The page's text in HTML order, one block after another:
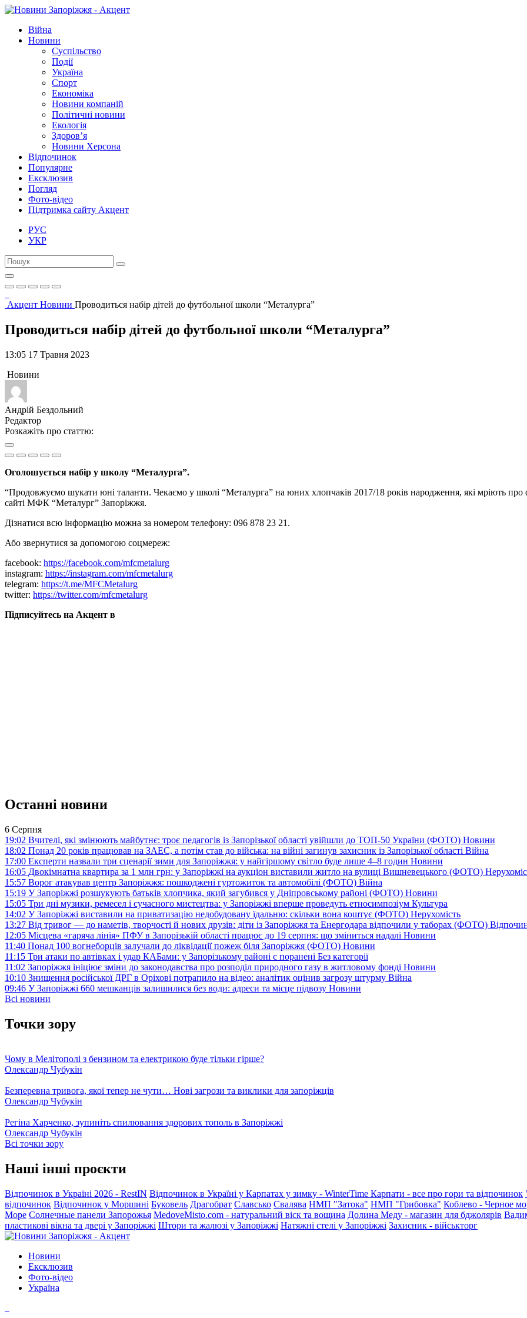
Війна
Новини
Суспільство
Події
Україна
Спорт
Економіка
Новини компаній
Політичні новини
Екологія
Здоров’я
Новини Херсона
Відпочинок
Популярне
Ексклюзив
Погляд
Фото-відео
Підтримка сайту Акцент
РУС
УКР
Акцент Новини Проводиться набір дітей до футбольної школи “Металурга”
Проводиться набір дітей до футбольної школи “Металурга”
13:05 17 Травня 2023
Новини
Андрій Бездольний
Редактор
Розкажіть про статтю:
Оголошується набір у школу “Металурга”.
“Продовжуємо шукати юні таланти. Чекаємо у школі “Металурга” на юних хлопчаків 2017/18 років народження, які мріють
сайті МФК “Металург” Запоріжжя.
Дізнатися всю інформацію можна за номером телефону: 096 878 23 21.
Або звернутися за допомогою соцмереж:
facebook: https://facebook.com/mfcmetalurg
instagram: https://instagram.com/mfcmetalurg
telegram: https://t.me/MFCMetalurg
twitter: https://twitter.com/mfcmetalurg
Підписуйтесь на Акцент в
Останні новини
6 Серпня
19:02 Вчителі, які змінюють майбутнє: троє педагогів із Запорізької області увійшли до ТОП-50 України (ФОТО) Новини
18:02 Понад 20 років працював на ЗАЕС, а потім став до війська: на війні загинув захисник із Запорізької області Війна
17:00 Експерти назвали три сценарії зими для Запоріжжя: у найгіршому світло буде лише 4–8 годин Новини
16:05 Двокімнатна квартира за 1 млн грн: у Запоріжжі на аукціон виставили житло на вулиці Вишневецького (ФОТО)
15:57 Ворог атакував центр Запоріжжя: пошкоджені гуртожиток та автомобілі (ФОТО) Війна
15:19 У Запоріжжі розшукують батьків хлопчика, який загубився у Дніпровському районі (ФОТО) Новини
15:05 Три дні музики, ремесел і сучасного мистецтва: у Запоріжжі вперше проведуть етносимпозіум Культура
14:02 У Запоріжжі виставили на приватизацію недобудовану їдальню: скільки вона коштує (ФОТО) Нерухомість
13:27 Від тривог — до наметів, творчості й нових друзів: діти із Запоріжжя та Енергодара відпочили у таборах (ФОТО)
12:05 Місцева «гаряча лінія» ПФУ в Запорізькій області працює до 19 серпня: що зміниться надалі Новини
11:40 Понад 100 вогнеборців залучали до ліквідації пожеж біля Запоріжжя (ФОТО) Новини
11:15 Три атаки по автівках і удар КАБами: у Запорізькому районі є поранені Без категорії
11:02 Запоріжжя ініціює зміни до законодавства про розподіл природного газу в житловому фонді Новини
10:10 Знищення російської ДРГ в Оріхові потрапило на відео: аналітик оцінив загрозу штурму Війна
09:46 У Запоріжжі 660 мешканців залишилися без води: адреси та місце підвозу Новини
Всі новини
Точки зору
Чому в Мелітополі з бензином та електрикою буде тільки гірше?
Олександр Чубукін
Безперевна тривога, якої тепер не чути… Нові загрози та виклики для запоріжців
Олександр Чубукін
Регіна Харченко, зупиніть спилювання здорових тополь в Запоріжжі
Олександр Чубукін
Всі точки зору
Наші інші проєкти
Відпочинок в Україні 2026 - RestIN Відпочинок в Україні у Карпатах у зимку - WinterTime Карпати - все про гори та відпочинок
відпочинок Відпочинок у Моршині Буковель Драгобрат Славсько Свалява НМП "Затока" НМП "Грибовка" Коблево - Черное
Море Солнечные панели Запорожья MedoveMisto.com - натуральний віск та вощина Долина Меду - магазин для бджолярів
пластикові вікна та двері у Запоріжжі Штори та жалюзі у Запоріжжі Натяжні стелі у Запоріжжі Захисник - військторг
Новини
Ексклюзив
Фото-відео
Україна